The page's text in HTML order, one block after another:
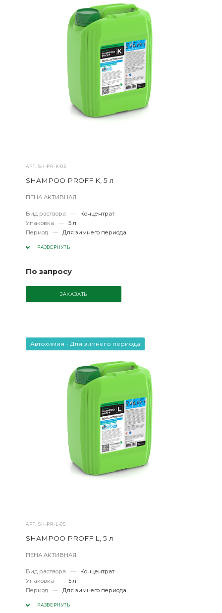
АРТ.SH-PR-K-05
SHAMPOO PROFF K, 5 л
ПЕНА АКТИВНАЯ.
Вид раствора —
Концентрат
Упаковка
—
5 л
Период
— Для зимнего периода
РАЗВЕРНУТЬ
По запросу
ЗАКАЗАТЬ
Автохимия - Для зимнего периода
АРТ.SH-PR-L-05
SHAMPOO PROFF L, 5 л
ПЕНА АКТИВНАЯ.
Вид раствора —
Концентрат
Упаковка
—
5 л
Период
— Для зимнего периода
РАЗВЕРНУТЬ